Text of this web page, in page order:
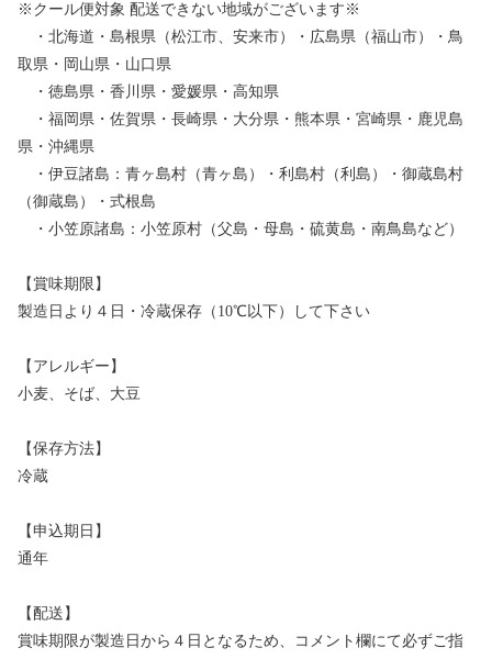
※クール便対象 配送できない地域がございます※
・北海道・島根県（松江市、安来市）・広島県（福山市）・鳥
取県・岡山県・山口県
・徳島県・香川県・愛媛県・高知県
・福岡県・佐賀県・長崎県・大分県・熊本県・宮崎県・鹿児島
県・沖縄県
・伊豆諸島：青ヶ島村（青ヶ島）・利島村（利島）・御蔵島村
（御蔵島）・式根島
・小笠原諸島：小笠原村（父島・母島・硫黄島・南鳥島など）
【賞味期限】
製造日より４日・冷蔵保存（10℃以下）して下さい
【アレルギー】
小麦、そば、大豆
【保存方法】
冷蔵
【申込期日】
通年
【配送】
賞味期限が製造日から４日となるため、コメント欄にて必ずご指